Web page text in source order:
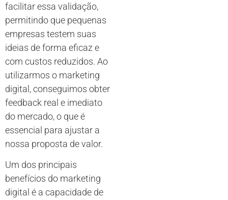
facilitar essa validação,
permitindo que pequenas
empresas testem suas
ideias de forma eficaz e
com custos reduzidos. Ao
utilizarmos o marketing
digital, conseguimos obter
feedback real e imediato
do mercado, o que é
essencial para ajustar a
nossa proposta de valor.
Um dos principais
benefícios do marketing
digital é a capacidade de